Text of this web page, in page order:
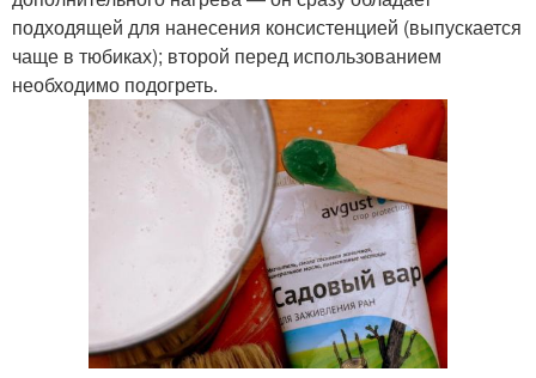
подходящей для нанесения консистенцией (выпускается
чаще в тюбиках); второй перед использованием
необходимо подогреть.